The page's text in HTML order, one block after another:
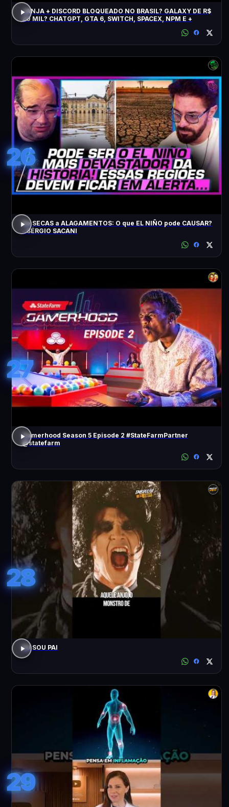
JANJA + DISCORD BLOQUEADO NO BRASIL? GALAXY DE R$
20 MIL? CHATGPT, GTA 6, SWITCH, SPACEX, NPM E +
26
De SECAS a ALAGAMENTOS: O que EL NIÑO pode CAUSAR?
- SÉRGIO SACANI
27
Gamerhood Season 5 Episode 2 #StateFarmPartner
@statefarm
28
EU SOU PAI
29